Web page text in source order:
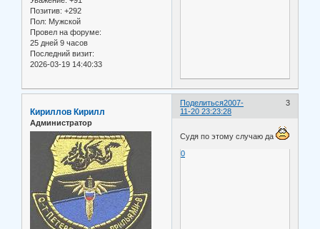
Позитив: +292
Пол: Мужской
Провел на форуме:
25 дней 9 часов
Последний визит:
2026-03-19 14:40:33
Поделиться 3
2007-
11-20 23:23:28
Кириллов Кирилл
Администратор
Судя по этому случаю да
0